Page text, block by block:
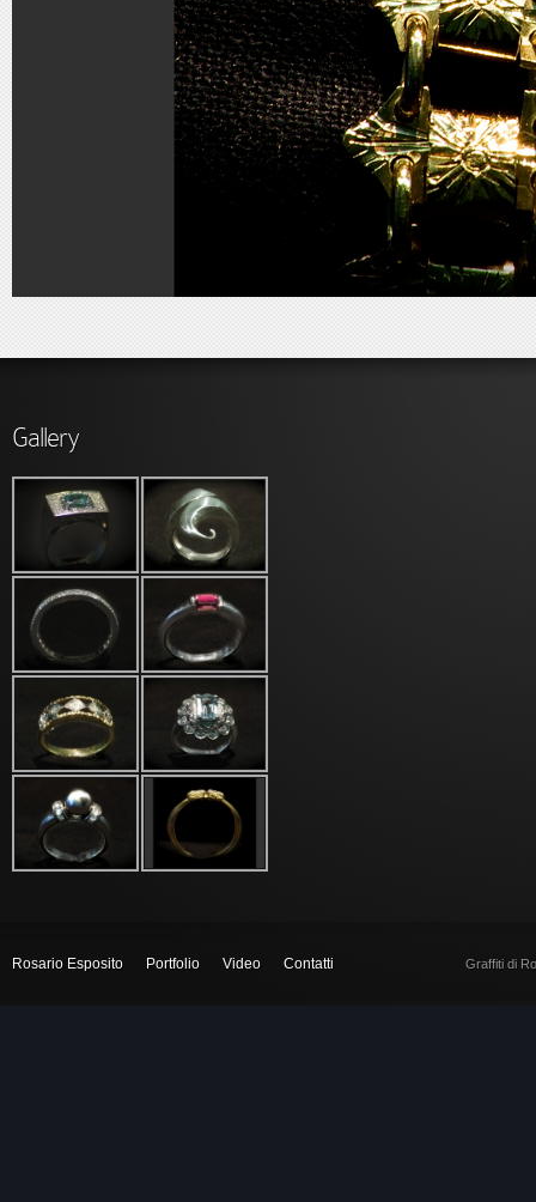
Gallery
Rosario Esposito Portfolio Video Contatti Graffiti di